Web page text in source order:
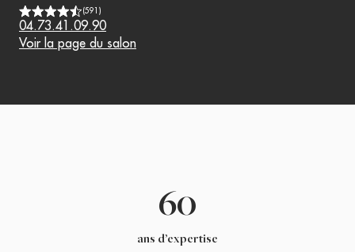
(591 )
04.73.41.09.90
Voir la page du salon
60
ans d’expertise